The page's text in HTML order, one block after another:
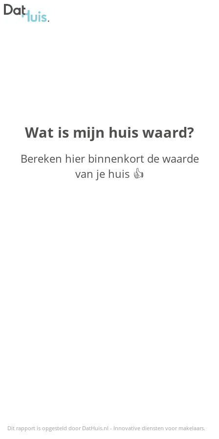
Wat is mijn huis waard?
Bereken hier binnenkort de waarde
van je huis 👍
Dit rapport is opgesteld door DatHuis.nl - Innovative diensten voor makelaars.